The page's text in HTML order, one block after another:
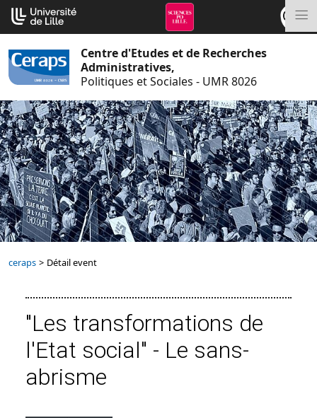
Aller
au
contenu
Centre d'Etudes et de Recherches
Administratives,
Politiques et Sociales - UMR 8026
ceraps > Détail event
"Les transformations de
l'Etat social" - Le sans-
abrisme
Cookies management panel